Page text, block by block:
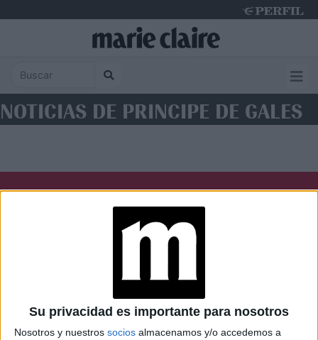
Su privacidad es importante para nosotros
Nosotros y nuestros socios almacenamos y/o accedemos a
NOTICIAS DE PRINCIPE DE GALES
Caras Noticias
Weekend Parabrisas
Look
Luz Mía Lunateen Break BATimes